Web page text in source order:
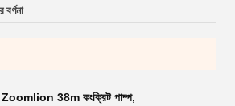
বর্ণনা
Zoomlion 38m কংক্রিট পাম্প,